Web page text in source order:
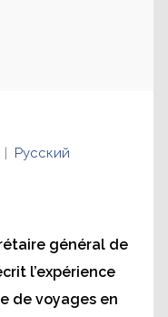
Русский
général de
l’expérience
de voyages en